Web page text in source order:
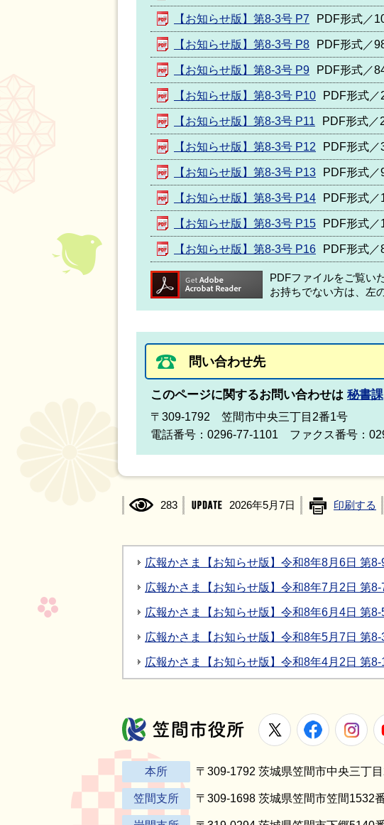
【お知らせ版】第8-3号 P7 PDF形式／
【お知らせ版】第8-3号 P8 PDF形式／
【お知らせ版】第8-3号 P9 PDF形式／
【お知らせ版】第8-3号 P10 PDF形式／
【お知らせ版】第8-3号 P11 PDF形式／
【お知らせ版】第8-3号 P12 PDF形式／
【お知らせ版】第8-3号 P13 PDF形式／
【お知らせ版】第8-3号 P14 PDF形式／
【お知らせ版】第8-3号 P15 PDF形式／
【お知らせ版】第8-3号 P16 PDF形式／
PDFファイルをご覧い
お持ちでない方は、左
問い合わせ先
このページに関するお問い合わせは 秘書課
〒309-1792 笠間市中央三丁目2番1号
電話番号：0296-77-1101 ファクス番号：
283 2026年5月7日 印刷する
広報かさま【お知らせ版】令和8年8月6日 第8-
広報かさま【お知らせ版】令和8年7月2日 第8-
広報かさま【お知らせ版】令和8年6月4日 第8-
広報かさま【お知らせ版】令和8年5月7日 第8-
広報かさま【お知らせ版】令和8年4月2日 第8-
笠間市役所
X Facebook
本所 〒309-1792 茨城県笠間市中央三丁
笠間支所 〒309-1698 茨城県笠間市笠間1532